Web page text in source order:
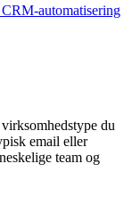
automatisering
du
email eller
team og